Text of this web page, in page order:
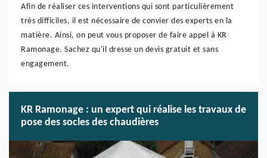
Afin de réaliser ces interventions qui sont particulièrement
très difficiles, il est nécessaire de convier des experts en la
matière. Ainsi, on peut vous proposer de faire appel à KR
Ramonage. Sachez qu'il dresse un devis gratuit et sans
engagement.
KR Ramonage : un expert qui réalise les travaux de
pose des socles des chaudières